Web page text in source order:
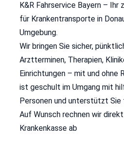
K&R Fahrservice Bayern – Ihr
für Krankentransporte in
Umgebung.
Wir bringen Sie sicher,
Arztterminen, Therapien,
Einrichtungen – mit und ohne
ist geschult im Umgang mit
Personen und unterstützt Sie
Auf Wunsch rechnen wir
Krankenkasse ab